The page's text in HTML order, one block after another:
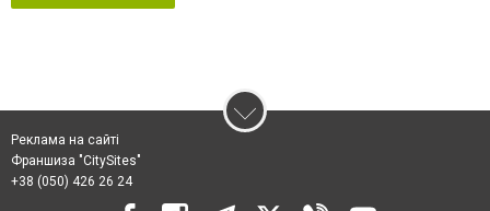
Реклама на сайті
Франшиза "CitySites"
+38 (050) 426 26 24